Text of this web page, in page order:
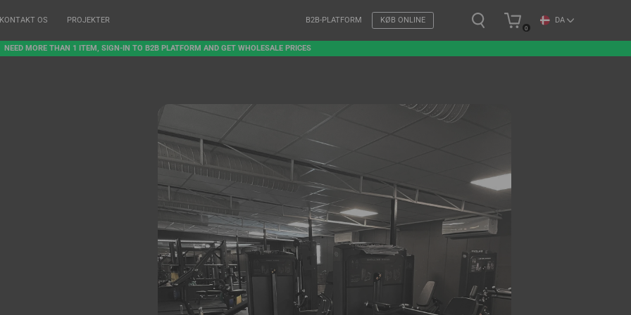
KONTAKT OS PROJEKTER B2B-PLATFORM KØB ONLINE
0
DA
NEED MORE THAN 1 ITEM, SIGN-IN TO B2B PLATFORM AND GET WHOLESALE PRICES